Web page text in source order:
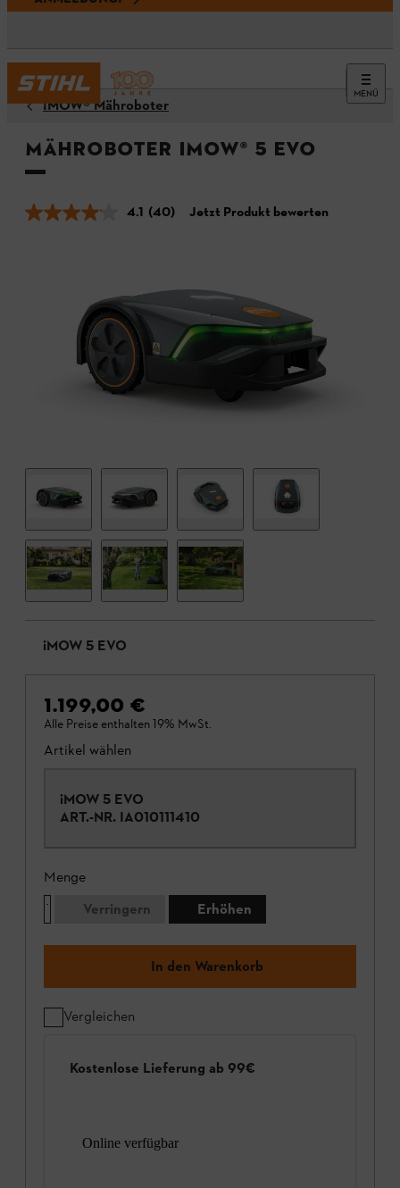
MENÜ
¡MOW® Mähroboter
Mähroboter iMOW® 5 EVO
4.1 (40) Jetzt Produkt bewerten
iMOW 5 EVO
1.199,00 €
Alle Preise enthalten 19% MwSt.
Artikel wählen
iMOW 5 EVO
ART.-NR. IA010111410
Menge
Verringern
Erhöhen
In den Warenkorb
Vergleichen
Kostenlose Lieferung ab 99€
Online verfügbar